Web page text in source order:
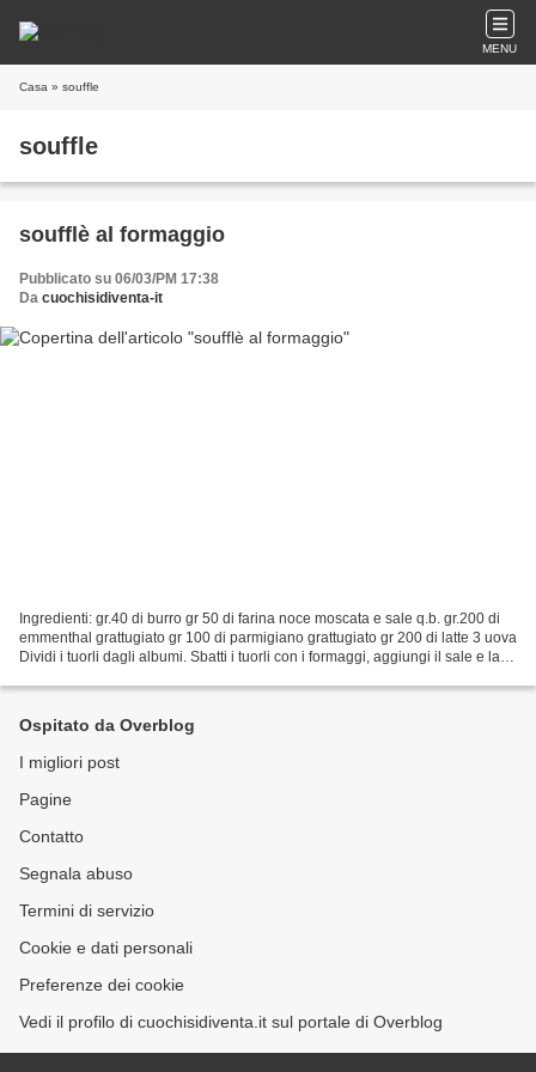
MENU
Casa » souffle
souffle
soufflè al formaggio
Pubblicato su 06/03/PM 17:38
Da cuochisidiventa-it
Ingredienti: gr.40 di burro gr 50 di farina noce moscata e sale q.b. gr.200 di
emmenthal grattugiato gr 100 di parmigiano grattugiato gr 200 di latte 3 uova
Dividi i tuorli dagli albumi. Sbatti i tuorli con i formaggi, aggiungi il sale e la
Ospitato da Overblog
I migliori post
Pagine
Contatto
Segnala abuso
Termini di servizio
Cookie e dati personali
Preferenze dei cookie
Vedi il profilo di cuochisidiventa.it sul portale di Overblog